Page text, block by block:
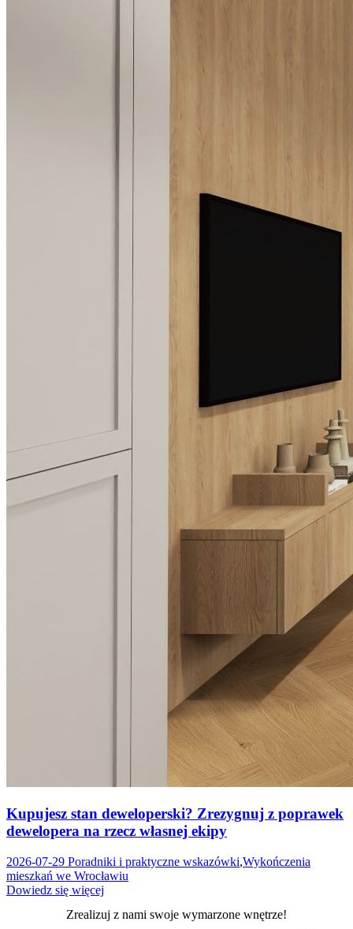
Kupujesz stan deweloperski? Zrezygnuj z poprawek
dewelopera na rzecz własnej ekipy
2026-07-29 Poradniki i praktyczne wskazówki,Wykończenia
mieszkań we Wrocławiu
Dowiedz się więcej
Zrealizuj z nami swoje wymarzone wnętrze!